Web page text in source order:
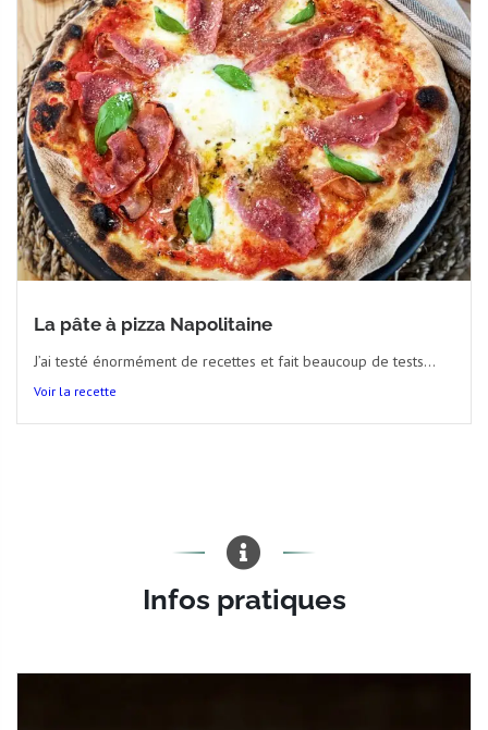
La pâte à pizza Napolitaine
J’ai testé énormément de recettes et fait beaucoup de tests...
Voir la recette
Infos pratiques